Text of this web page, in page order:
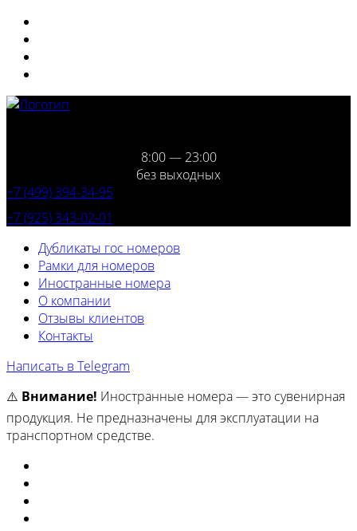
8:00 — 23:00
без выходных
+7 (499) 394-34-95
+7 (925) 343-02-01
Дубликаты гос номеров
Рамки для номеров
Иностранные номера
О компании
Отзывы клиентов
Контакты
Написать в Telegram
⚠️ Внимание! Иностранные номера — это сувенирная
продукция. Не предназначены для эксплуатации на
транспортном средстве.